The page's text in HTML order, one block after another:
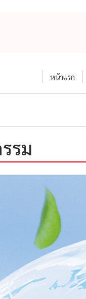
หน้าแรก
รม